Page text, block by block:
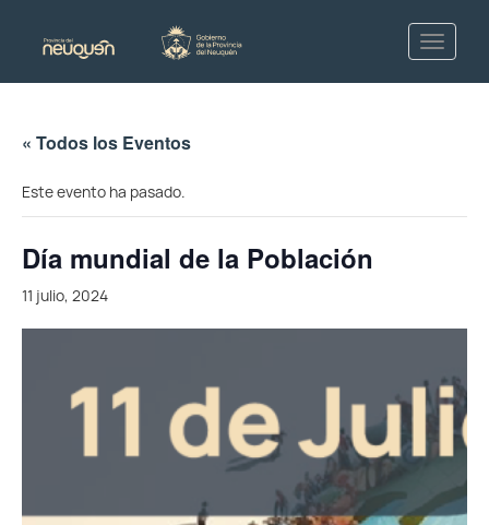
« Todos los Eventos
Este evento ha pasado.
Día mundial de la Población
11 julio, 2024